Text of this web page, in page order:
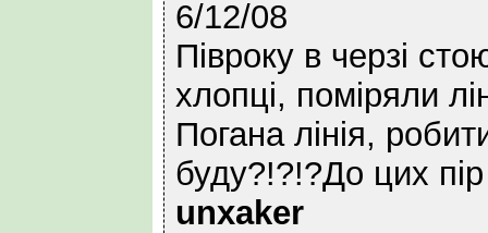
6/12/08
Півроку в черзі
хлопці, поміряли
Погана лінія,
буду?!?!?До цих
unxaker